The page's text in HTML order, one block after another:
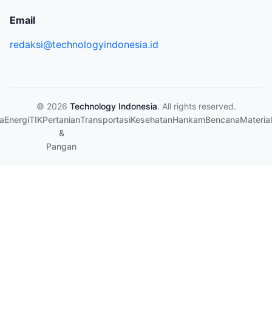
Email
redaksi@technologyindonesia.id
© 2026 Technology Indonesia. All rights reserved.
EnergiTIKPertanian
&
Pangan
TransportasiKesehatanHankamBencanaMaterial